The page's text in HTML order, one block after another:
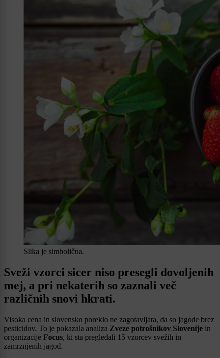
Slika je simbolična.
Sveži vzorci sicer niso presegli dovoljenih
mej, a pri nekaterih so zaznali več
različnih snovi hkrati.
Visoka cena in slovensko poreklo ne zagotavljata, da so jagode brez
pesticidov. To je pokazala analiza Zveze potrošnikov Slovenije in
organizacije Focus, ki sta pregledali 15 vzorcev svežih in
zamrznjenih jagod.